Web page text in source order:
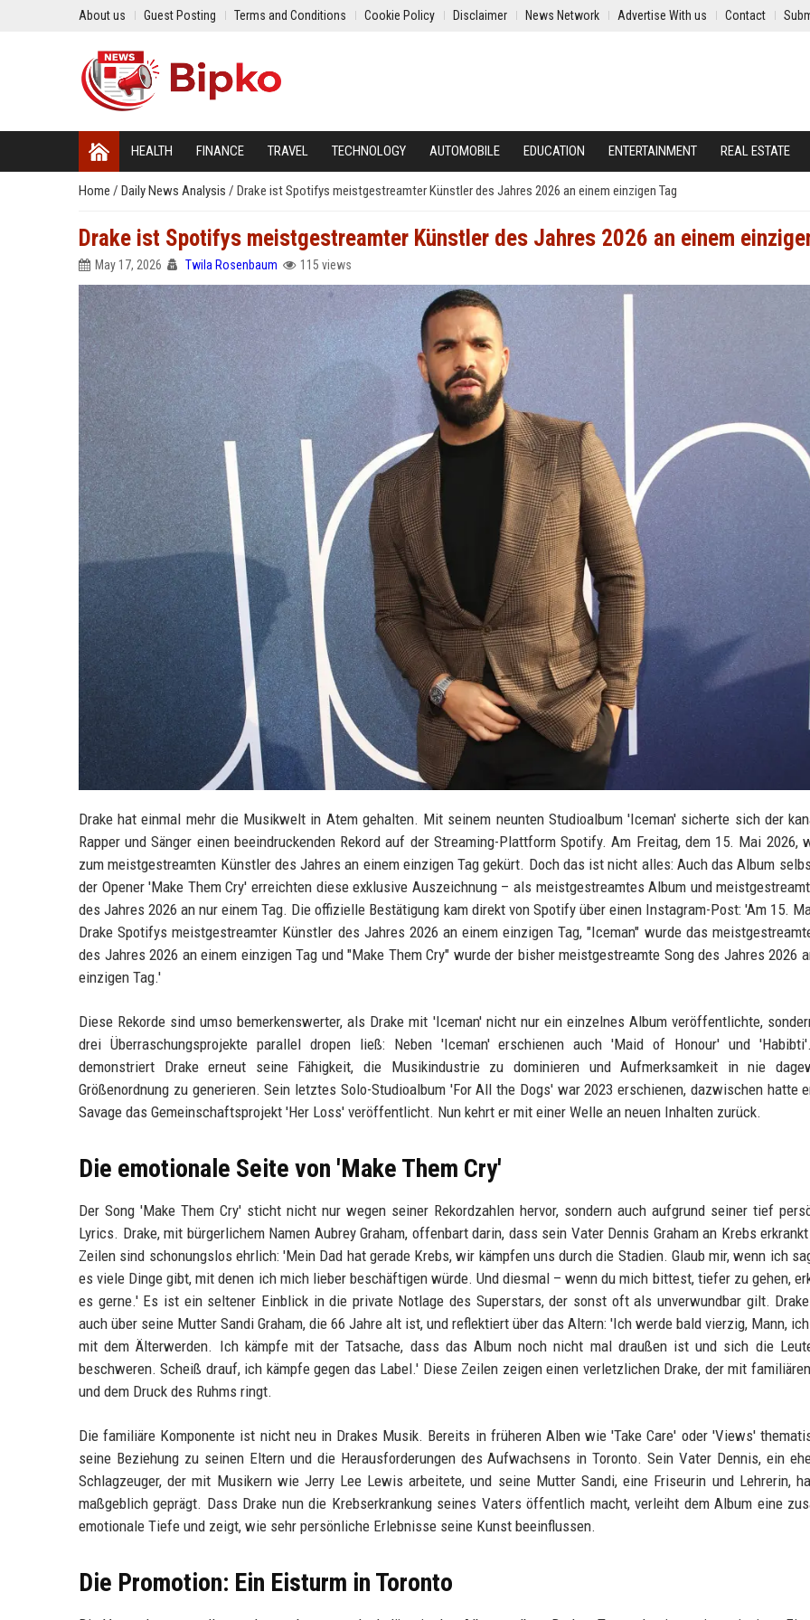
About us Guest Posting Terms and Conditions Cookie Policy Disclaimer News Network Advertise With us Contact
HEALTH FINANCE TRAVEL TECHNOLOGY AUTOMOBILE EDUCATION ENTERTAINMENT REAL ESTATE
Home / Daily News Analysis / Drake ist Spotifys meistgestreamter Künstler des Jahres 2026 an einem einzigen Tag
Drake ist Spotifys meistgestreamter Künstler des Jahres 2026 an einem
May 17, 2026 Twila Rosenbaum 115 views
Drake hat einmal mehr die Musikwelt in Atem gehalten. Mit seinem neunten Studioalbum 'Iceman' sicherte sich der
Rapper und Sänger einen beeindruckenden Rekord auf der Streaming-Plattform Spotify. Am Freitag, dem 15. Mai 2026,
zum meistgestreamten Künstler des Jahres an einem einzigen Tag gekürt. Doch das ist nicht alles: Auch das Album
der Opener 'Make Them Cry' erreichten diese exklusive Auszeichnung – als meistgestreamtes Album und
des Jahres 2026 an nur einem Tag. Die offizielle Bestätigung kam direkt von Spotify über einen Instagram-Post: 'Am 15.
Drake Spotifys meistgestreamter Künstler des Jahres 2026 an einem einzigen Tag, "Iceman" wurde das
des Jahres 2026 an einem einzigen Tag und "Make Them Cry" wurde der bisher meistgestreamte Song des Jahres 2026
einzigen Tag.'
Diese Rekorde sind umso bemerkenswerter, als Drake mit 'Iceman' nicht nur ein einzelnes Album veröffentlichte,
drei Überraschungsprojekte parallel dropen ließ: Neben 'Iceman' erschienen auch 'Maid of Honour' und
demonstriert Drake erneut seine Fähigkeit, die Musikindustrie zu dominieren und Aufmerksamkeit in nie
Größenordnung zu generieren. Sein letztes Solo-Studioalbum 'For All the Dogs' war 2023 erschienen, dazwischen hatte
Savage das Gemeinschaftsprojekt 'Her Loss' veröffentlicht. Nun kehrt er mit einer Welle an neuen Inhalten zurück.
Die emotionale Seite von 'Make Them Cry'
Der Song 'Make Them Cry' sticht nicht nur wegen seiner Rekordzahlen hervor, sondern auch aufgrund seiner tief
Lyrics. Drake, mit bürgerlichem Namen Aubrey Graham, offenbart darin, dass sein Vater Dennis Graham an Krebs
Zeilen sind schonungslos ehrlich: 'Mein Dad hat gerade Krebs, wir kämpfen uns durch die Stadien. Glaub mir, wenn ich
es viele Dinge gibt, mit denen ich mich lieber beschäftigen würde. Und diesmal – wenn du mich bittest, tiefer zu gehen,
es gerne.' Es ist ein seltener Einblick in die private Notlage des Superstars, der sonst oft als unverwundbar gilt.
auch über seine Mutter Sandi Graham, die 66 Jahre alt ist, und reflektiert über das Altern: 'Ich werde bald vierzig, Mann,
mit dem Älterwerden. Ich kämpfe mit der Tatsache, dass das Album noch nicht mal draußen ist und sich die
beschweren. Scheiß drauf, ich kämpfe gegen das Label.' Diese Zeilen zeigen einen verletzlichen Drake, der mit
und dem Druck des Ruhms ringt.
Die familiäre Komponente ist nicht neu in Drakes Musik. Bereits in früheren Alben wie 'Take Care' oder 'Views'
seine Beziehung zu seinen Eltern und die Herausforderungen des Aufwachsens in Toronto. Sein Vater Dennis, ein
Schlagzeuger, der mit Musikern wie Jerry Lee Lewis arbeitete, und seine Mutter Sandi, eine Friseurin und Lehrerin,
maßgeblich geprägt. Dass Drake nun die Krebserkrankung seines Vaters öffentlich macht, verleiht dem Album eine
emotionale Tiefe und zeigt, wie sehr persönliche Erlebnisse seine Kunst beeinflussen.
Die Promotion: Ein Eisturm in Toronto